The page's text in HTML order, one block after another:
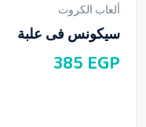
ألعاب الكروت
سيكونس فى علبة
385 EGP